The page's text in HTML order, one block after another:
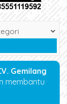
Gemilang
membantu